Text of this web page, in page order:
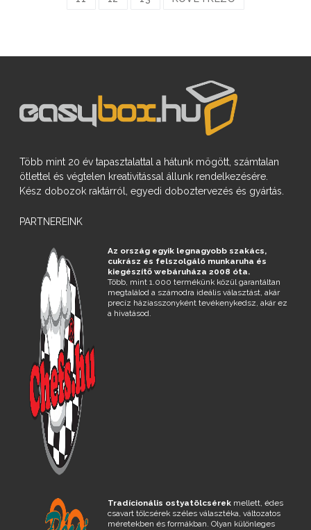
Több mint 20 év tapasztalattal a hátunk mögött, számtalan
ötlettel és végtelen kreativitással állunk rendelkezésére.
Kész dobozok raktárról, egyedi doboztervezés és gyártás.
PARTNEREINK
Az ország egyik legnagyobb szakács,
cukrász és felszolgáló munkaruha és
kiegészítő webáruháza 2008 óta.
Több, mint 1.000 termékünk közül garantáltan
megtalálod a számodra ideális választást, akár
precíz háziasszonyként tevékenykedsz, akár ez
a hivatásod.
Tradícionális ostyatölcsérekmellett, édes
csavart tölcsérek széles választéka, változatos
méretekben és formákban. Olyan különleges